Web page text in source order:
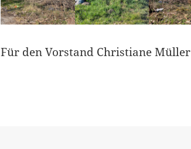
Für den Vorstand Christiane Müller